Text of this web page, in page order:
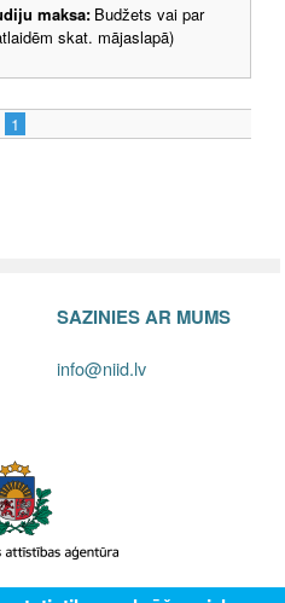
maksa: Budžets vai par
skat. mājaslapā)
1
SAZINIES AR MUMS
info@niid.lv